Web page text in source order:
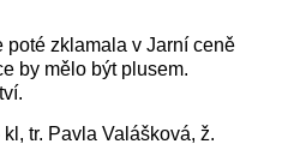
poté zklamala v Jarní ceně
by mělo být plusem.
kl, tr. Pavla Valášková, ž.